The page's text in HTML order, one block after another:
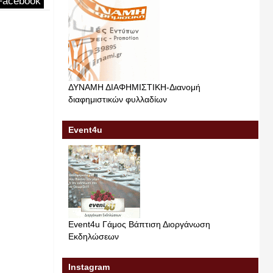
ΔΥΝΑΜΗ ΔΙΑΦΗΜΙΣΤΙΚΗ-Διανομή
διαφημιστικών φυλλαδίων
Event4u
Event4u Γάμος Βάπτιση Διοργάνωση
Εκδηλώσεων
Instagram